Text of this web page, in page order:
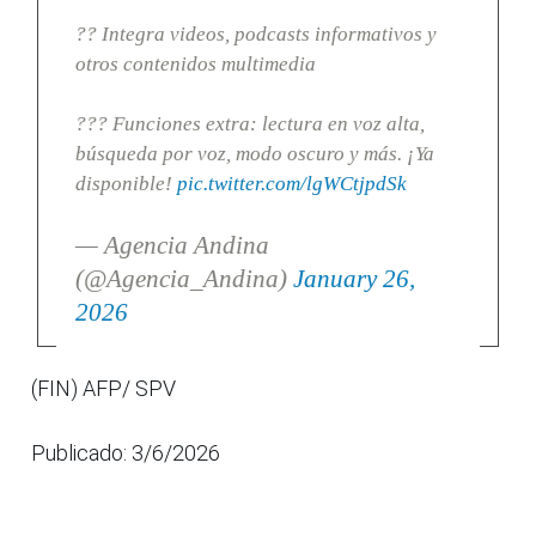
?? Integra videos, podcasts informativos y
otros contenidos multimedia
??? Funciones extra: lectura en voz alta,
búsqueda por voz, modo oscuro y más. ¡Ya
disponible! pic.twitter.com/lgWCtjpdSk
— Agencia Andina
(@Agencia_Andina) January 26,
2026
(FIN) AFP/ SPV
Publicado: 3/6/2026